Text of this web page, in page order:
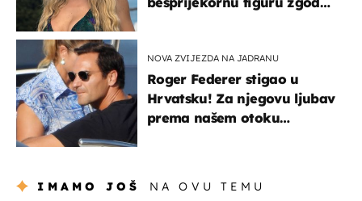
NOVA ZVIJEZDA NA JADRANU
Roger Federer stigao u
Hrvatsku! Za njegovu ljubav
prema našem otoku
IMAMO JOŠ NA OVU TEMU